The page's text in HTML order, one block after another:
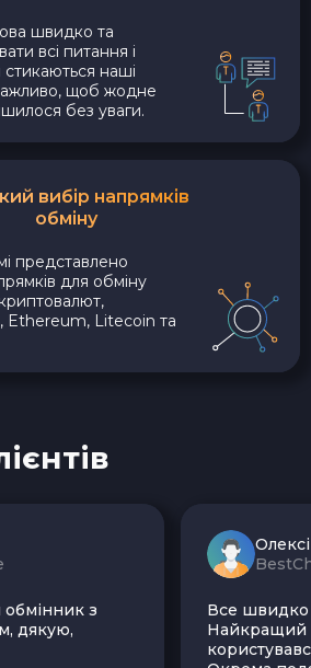
швидко та
всі питання і
наші
щоб жодне
без уваги.
вибір напрямків
обміну
представлено
для обміну
Ethereum, Litecoin та
з
дякую,
Все швидко
Найкращий